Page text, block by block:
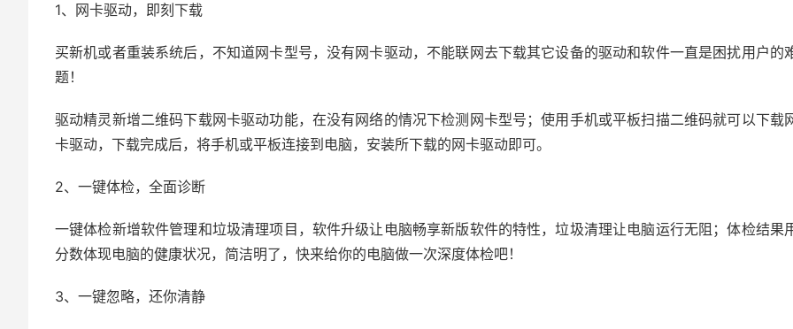
1、网卡驱动，即刻下载
买新机或者重装系统后，不知道网卡型号，没有网卡驱动，不能联网去下载其它设备的驱动和软件一直是困扰用户的
题！
驱动精灵新增二维码下载网卡驱动功能，在没有网络的情况下检测网卡型号；使用手机或平板扫描二维码就可以下载
卡驱动，下载完成后，将手机或平板连接到电脑，安装所下载的网卡驱动即可。
2、一键体检，全面诊断
一键体检新增软件管理和垃圾清理项目，软件升级让电脑畅享新版软件的特性，垃圾清理让电脑运行无阻；体检结果
分数体现电脑的健康状况，简洁明了，快来给你的电脑做一次深度体检吧！
3、一键忽略，还你清静